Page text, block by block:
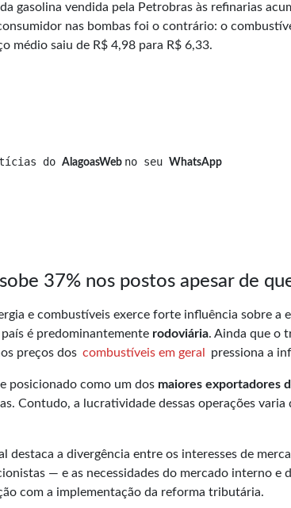
gasolina vendida pela Petrobras às refinarias
nas bombas foi o contrário: o
médio saiu de R$ 4,98 para R$ 6,33.
do AlagoasWeb no seu WhatsApp
37% nos postos apesar de
e combustíveis exerce forte influência sobre a
é predominantemente rodoviária. Ainda que o
preços dos combustíveis em geral pressiona a
posicionado como um dos maiores exportadores
Contudo, a lucratividade dessas operações
destaca a divergência entre os interesses de
— e as necessidades do mercado interno e
com a implementação da reforma tributária.